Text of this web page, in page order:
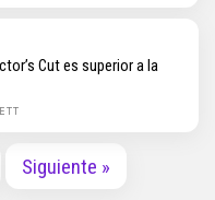
Cut es superior a la
Siguiente »